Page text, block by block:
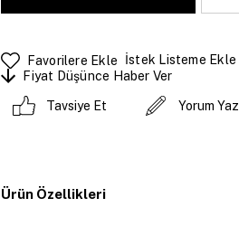
Favorilere Ekle
İstek Listeme Ekle
Fiyat Düşünce Haber Ver
Tavsiye Et Yorum Yaz
Ürün Özellikleri